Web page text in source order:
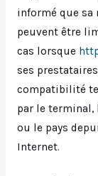
informé que sa
peuvent être
cas lorsque
ses
compatibilité
par le terminal,
ou le pays
Internet.